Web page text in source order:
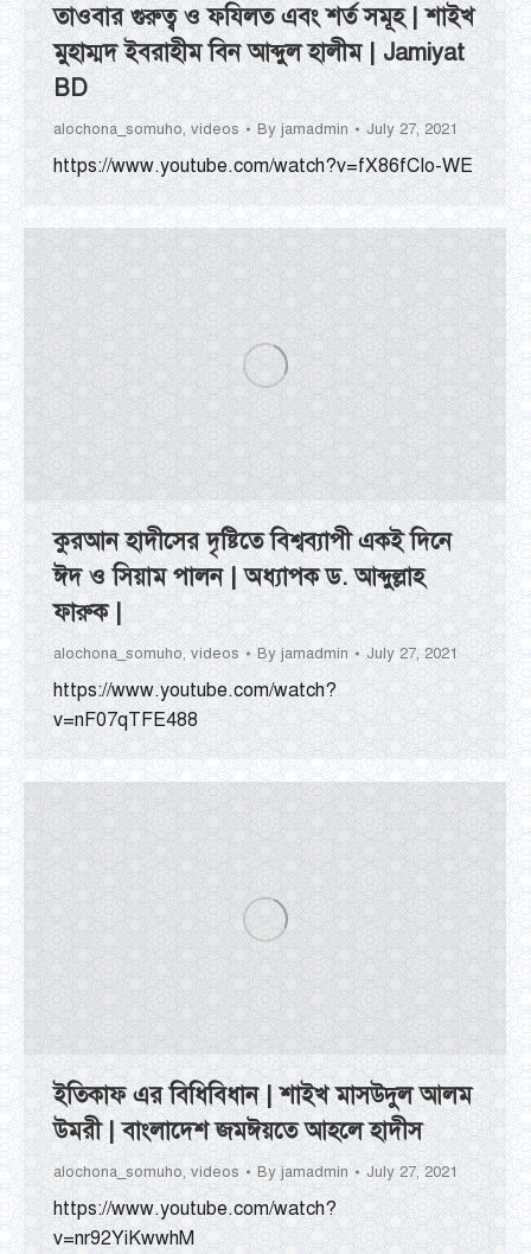
তাওবার গুরুত্ব ও ফযিলত এবং শর্ত সমূহ | শাইখ
মুহাম্মদ ইবরাহীম বিন আব্দুল হালীম | Jamiyat
BD
alochona_somuho, videos By jamadmin July 27, 2021
https://www.youtube.com/watch?v=fX86fCIo-WE
কুরআন হাদীসের দৃষ্টিতে বিশ্বব্যাপী একই দিনে
ঈদ ও সিয়াম পালন | অধ্যাপক ড. আব্দুল্লাহ
ফারুক |
alochona_somuho, videos By jamadmin July 27, 2021
https://www.youtube.com/watch?
v=nF07qTFE488
ইতিকাফ এর বিধিবিধান | শাইখ মাসউদুল আলম
উমরী | বাংলাদেশ জমঈয়তে আহলে হাদীস
alochona_somuho, videos By jamadmin July 27, 2021
https://www.youtube.com/watch?
v=nr92YiKwwhM